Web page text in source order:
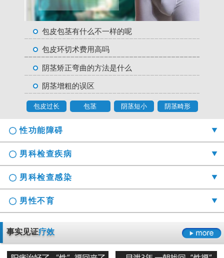
包皮包茎有什么不一样的呢
包皮环切术费用高吗
阴茎矫正弯曲的方法是什么
阴茎增粗的误区
包皮过长 包茎 阴茎短小 阴茎畸形
性功能障碍
勃起时间短硬度不够怎么办
男科检查疾病
男科检查囊肿症状是什么
男科检查感染
男性不育
事实见证疗效